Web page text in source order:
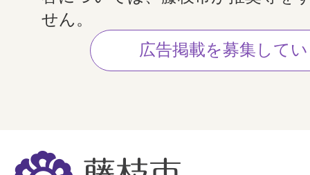
せん。
広告掲載を募集して
藤